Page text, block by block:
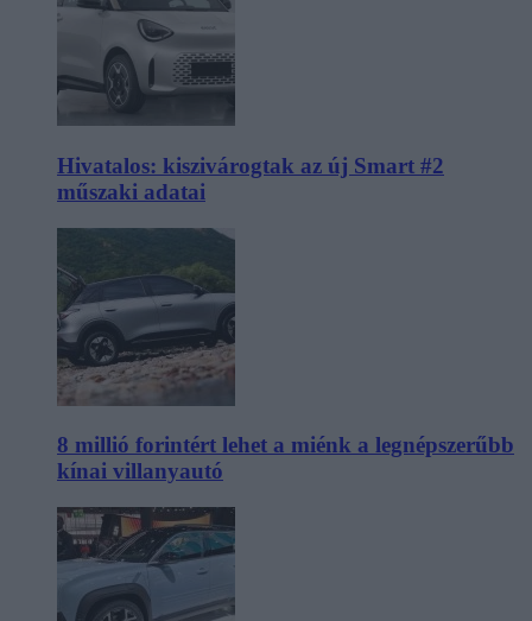
Hivatalos: kiszivárogtak az új Smart #2
műszaki adatai
8 millió forintért lehet a miénk a legnépszerűbb
kínai villanyautó